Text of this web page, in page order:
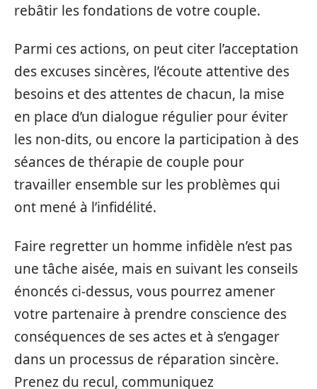
rebâtir les fondations de votre couple.
Parmi ces actions, on peut citer l’acceptation
des excuses sincères, l’écoute attentive des
besoins et des attentes de chacun, la mise
en place d’un dialogue régulier pour éviter
les non-dits, ou encore la participation à des
séances de thérapie de couple pour
travailler ensemble sur les problèmes qui
ont mené à l’infidélité.
Faire regretter un homme infidèle n’est pas
une tâche aisée, mais en suivant les conseils
énoncés ci-dessus, vous pourrez amener
votre partenaire à prendre conscience des
conséquences de ses actes et à s’engager
dans un processus de réparation sincère.
Prenez du recul, communiquez